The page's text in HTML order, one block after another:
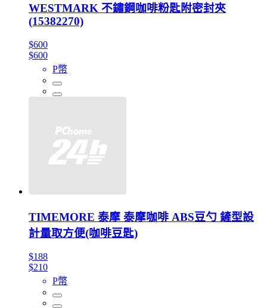
WESTMARK 不鏽鋼咖啡粉匙附密封夾
(15382270)
$600
$600
P幣
TIMEMORE 泰摩 泰摩咖啡 ABS豆勺 鏟型設
計量取方便(咖啡豆匙)
$188
$210
P幣